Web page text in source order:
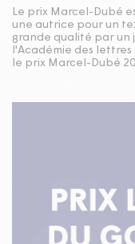
Le prix Marcel-Dubé
une autrice pour un
grande qualité par un
l'Académie des
le prix Marcel-Dubé